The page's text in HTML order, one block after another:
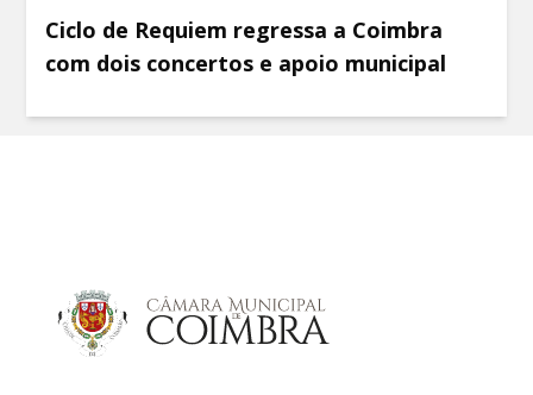
Ciclo de Requiem regressa a Coimbra
com dois concertos e apoio municipal